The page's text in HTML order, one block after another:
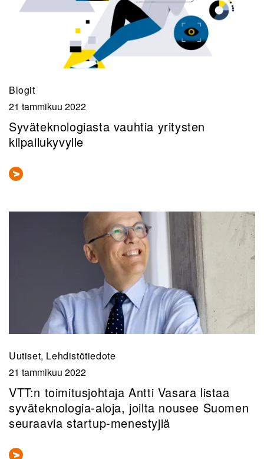
Blogit
21 tammikuu 2022
Syväteknologiasta vauhtia yritysten
kilpailukyvylle
Uutiset, Lehdistötiedote
21 tammikuu 2022
VTT:n toimitusjohtaja Antti Vasara listaa
syväteknologia-aloja, joilta nousee Suomen
seuraavia startup-menestyjiä